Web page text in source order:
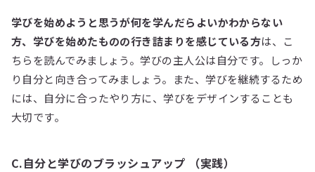
学びを始めようと思うが何を学んだらよいかわからない
方、学びを始めたものの行き詰まりを感じている方は、こ
ちらを読んでみましょう。学びの主人公は自分です。しっか
り自分と向き合ってみましょう。また、学びを継続するため
には、自分に合ったやり方に、学びをデザインすることも
大切です。
C.自分と学びのブラッシュアップ （実践）